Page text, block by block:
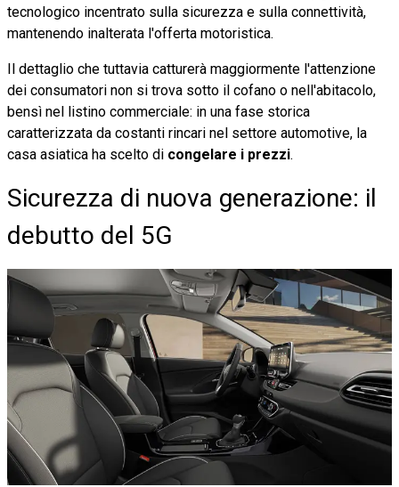
tecnologico incentrato sulla sicurezza e sulla connettività,
mantenendo inalterata l'offerta motoristica.
Il dettaglio che tuttavia catturerà maggiormente l'attenzione
dei consumatori non si trova sotto il cofano o nell'abitacolo,
bensì nel listino commerciale: in una fase storica
caratterizzata da costanti rincari nel settore automotive, la
casa asiatica ha scelto di congelare i prezzi.
Sicurezza di nuova generazione: il
debutto del 5G